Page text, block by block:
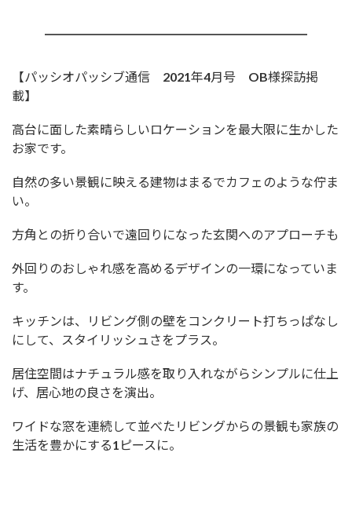
【パッシオパッシブ通信 2021年4月号 OB様探訪掲
載】
高台に面した素晴らしいロケーションを最大限に生かした
お家です。
自然の多い景観に映える建物はまるでカフェのような佇ま
い。
方角との折り合いで遠回りになった玄関へのアプローチも
外回りのおしゃれ感を高めるデザインの一環になっていま
す。
キッチンは、リビング側の壁をコンクリート打ちっぱなし
にして、スタイリッシュさをプラス。
居住空間はナチュラル感を取り入れながらシンプルに仕上
げ、居心地の良さを演出。
ワイドな窓を連続して並べたリビングからの景観も家族の
生活を豊かにする1ピースに。